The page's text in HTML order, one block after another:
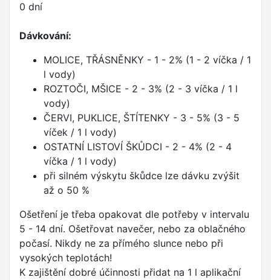
0 dní
Dávkování:
MOLICE, TŘÁSNĚNKY - 1 - 2% (1 - 2 víčka / 1
l vody)
ROZTOČI, MŠICE - 2 - 3% (2 - 3 víčka / 1 l
vody)
ČERVI, PUKLICE, ŠTÍTENKY - 3 - 5% (3 - 5
víček / 1 l vody)
OSTATNÍ LISTOVÍ ŠKŮDCI - 2 - 4% (2 - 4
víčka / 1 l vody)
při silném výskytu škůdce lze dávku zvýšit
až o 50 %
Ošetření je třeba opakovat dle potřeby v intervalu
5 - 14 dní. Ošetřovat navečer, nebo za oblačného
počasí. Nikdy ne za přímého slunce nebo při
vysokých teplotách!
K zajištění dobré účinnosti přidat na 1 l aplikační